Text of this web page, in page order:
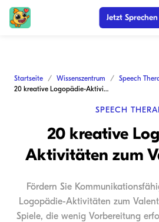
Jetzt Sprechen
Startseite Wissenszentrum
Speech
20 kreative Logopädie-Aktivitäten zum Valentinstag
SPEECH
20 kreative
Aktivitäten zum
Fördern Sie
Logopädie-Aktivitäten zum
Spiele, die wenig Vorbereitung